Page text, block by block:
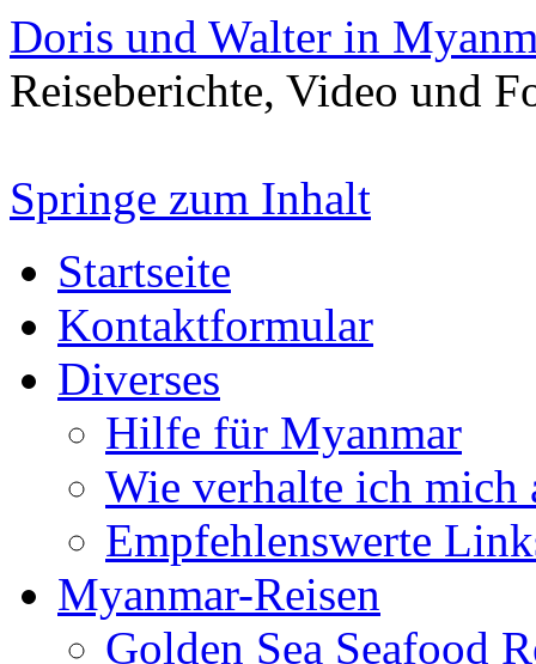
Doris und Walter in
Reiseberichte, Video und
Springe zum Inhalt
Startseite
Kontaktformular
Diverses
Hilfe für Myanmar
Wie verhalte ich
Empfehlenswerte
Myanmar-Reisen
Golden Sea Seafood